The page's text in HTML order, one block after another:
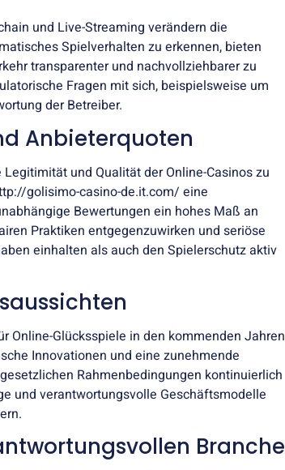
und Live-Streaming verändern die
Spielverhalten zu erkennen, bieten
transparenter und nachvollziehbarer zu
Fragen mit sich, beispielsweise um
der Betreiber.
Anbieterquoten
und Qualität der Online-Casinos zu
golisimo-casino-de.it.com/ eine
Bewertungen ein hohes Maß an
Praktiken entgegenzuwirken und seriöse
einhalten als auch den Spielerschutz aktiv
Online-Glücksspiele in den kommenden Jahren
Innovationen und eine zunehmende
Rahmenbedingungen kontinuierlich
und verantwortungsvolle Geschäftsmodelle
Branche